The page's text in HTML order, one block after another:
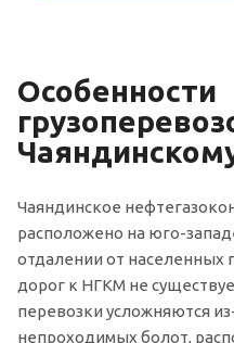
Особенности
Чаяндинское
расположено на юго-
отдалении от населенных
дорог к НГКМ не
перевозки усложняются
непроходимых болот,